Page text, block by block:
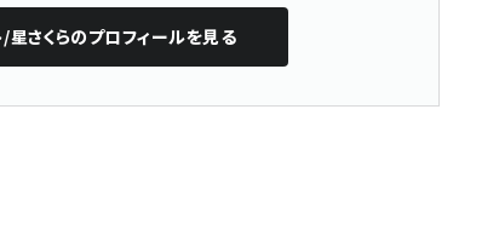
星さくらのプロフィールを見る